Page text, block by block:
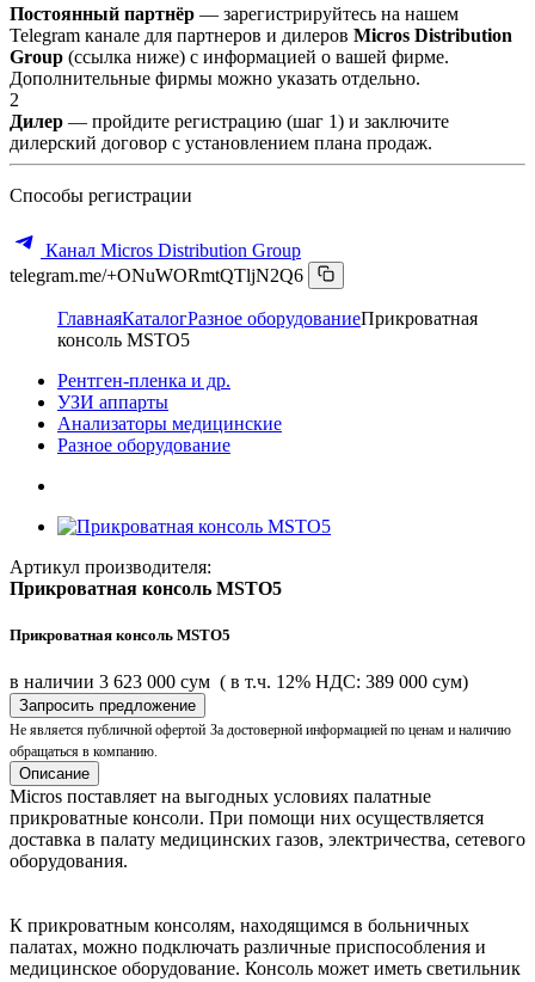
Постоянный партнёр — зарегистрируйтесь на нашем
Telegram канале для партнеров и дилеров Micros Distribution
Group (ссылка ниже) с информацией о вашей фирме.
Дополнительные фирмы можно указать отдельно.
2
Дилер — пройдите регистрацию (шаг 1) и заключите
дилерский договор с установлением плана продаж.
Способы регистрации
Канал Micros Distribution Group
telegram.me/+ONuWORmtQTljN2Q6
ГлавнаяКаталогРазное оборудованиеПрикроватная
консоль MSTO5
Рентген-пленка и др.
УЗИ аппарты
Анализаторы медицинские
Разное оборудование
Артикул производителя:
Прикроватная консоль MSTO5
Прикроватная консоль MSTO5
в наличии 3 623 000 сум ( в т.ч. 12% НДС: 389 000 сум)
Запросить предложение
Не является публичной офертой За достоверной информацией по ценам и наличию
обращаться в компанию.
Описание
Micros поставляет на выгодных условиях палатные
прикроватные консоли. При помощи них осуществляется
доставка в палату медицинских газов, электричества, сетевого
оборудования.
К прикроватным консолям, находящимся в больничных
палатах, можно подключать различные приспособления и
медицинское оборудование. Консоль может иметь светильник